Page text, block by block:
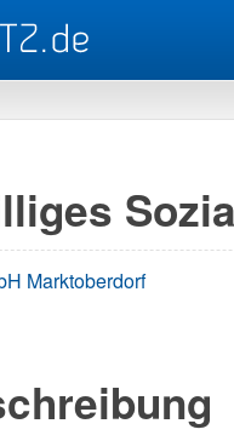
Marktoberdorf